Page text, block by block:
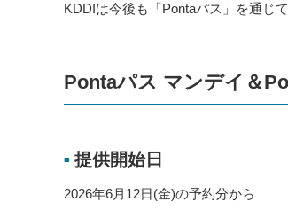
KDDIは今後も「Pontaパス」を通じ
Pontaパス マンデイ＆
■ 提供開始日
2026年6月12日(金)の予約分から